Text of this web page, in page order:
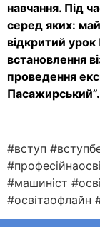
навчання. Під
серед яких:
відкритий урок
встановлення
проведення
Пасажирський”.
#вступ
#машиніст
#освітаофлайн